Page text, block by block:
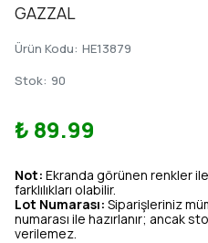
GAZZAL
Ürün Kodu: HE13879
Stok: 90
₺ 89.99
Not: Ekranda görünen renkler
farklılıkları olabilir.
Lot Numarası: Siparişleriniz
numarası ile hazırlanır; ancak
verilemez.